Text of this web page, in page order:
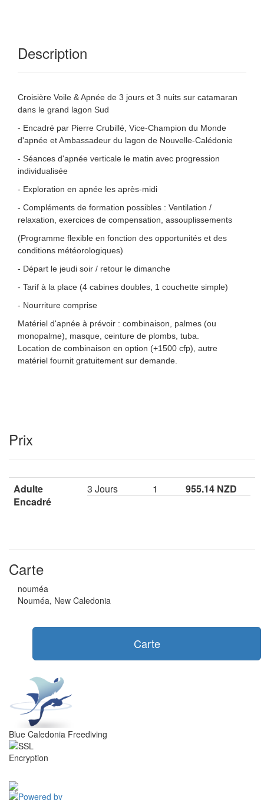
Description
Croisière Voile & Apnée de 3 jours et 3 nuits sur catamaran
dans le grand lagon Sud
- Encadré par Pierre Crubillé, Vice-Champion du Monde
d'apnée et Ambassadeur du lagon de Nouvelle-Calédonie
- Séances d'apnée verticale le matin avec progression
individualisée
- Exploration en apnée les après-midi
- Compléments de formation possibles : Ventilation /
relaxation, exercices de compensation, assouplissements
(Programme flexible en fonction des opportunités et des
conditions météorologiques)
- Départ le jeudi soir / retour le dimanche
- Tarif à la place (4 cabines doubles, 1 couchette simple)
- Nourriture comprise
Matériel d'apnée à prévoir : combinaison, palmes (ou
monopalme), masque, ceinture de plombs, tuba.
Location de combinaison en option (+1500 cfp), autre
matériel fournit gratuitement sur demande.
Prix
Adulte
Encadré
3 Jours 1 955.14 NZD
Carte
nouméa
Nouméa, New Caledonia
Carte
Blue Caledonia Freediving